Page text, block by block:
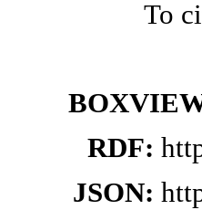
To
RDF:
JSON: